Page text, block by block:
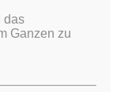
das
Ganzen zu